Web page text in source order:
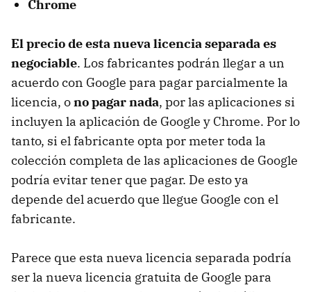
Chrome
El precio de esta nueva licencia separada es
negociable. Los fabricantes podrán llegar a un
acuerdo con Google para pagar parcialmente la
licencia, ono pagar nada, por las aplicaciones si
incluyen la aplicación de Google y Chrome. Por lo
tanto, si el fabricante opta por meter toda la
colección completa de las aplicaciones de Google
podría evitar tener que pagar. De esto ya
depende del acuerdo que llegue Google con el
fabricante.
Parece que esta nueva licencia separada podría
ser la nueva licencia gratuita de Google para